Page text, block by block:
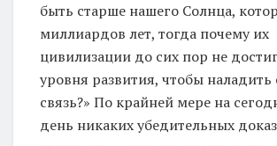
быть старше нашего Солнца,
миллиардов лет, тогда почему их
цивилизации до сих пор не
уровня развития, чтобы
связь?» По крайней мере на
день никаких убедительных